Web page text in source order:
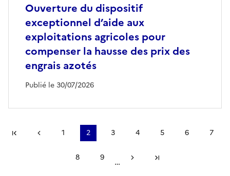
Ouverture du dispositif
exceptionnel d’aide aux
exploitations agricoles pour
compenser la hausse des prix des
engrais azotés
Publié le 30/07/2026
Pagination
Première pagePage précédente
Page
1
Page
2
Page
3
Page
4
Page
5
Page
6
Page
7
Page
8
Page
9 … Page suivanteDernière page